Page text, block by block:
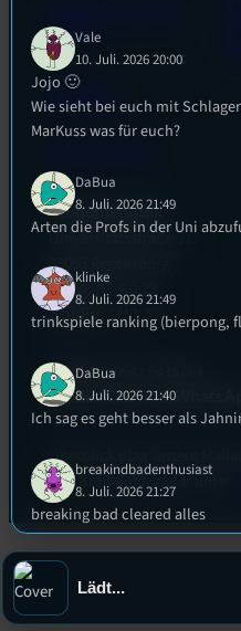
(EU)
Empfang
Studentenfunk
Universitätsstraße 31
93053 Regensburg
Büro: PT 4.0.73
Studio: SH 1.39
Telefon:0941 9435784
Studio Call-In &
Überblick über unsere
und Kontaktformular unter
Vale
10. Juli. 2026 20:00
Jojo 🙂
Wie sieht bei euch mit
MarKuss was für euch?
DaBua
8. Juli. 2026 21:49
Arten die Profs in der Uni
klinke
8. Juli. 2026 21:49
trinkspiele ranking (bierpong,
DaBua
8. Juli. 2026 21:40
Ich sag es geht besser als
breakindbadenthusiast
8. Juli. 2026 21:27
breaking bad cleared alles
8. Juli. 2026 21:24
Haut mal paar Hottakes raus
Lädt...